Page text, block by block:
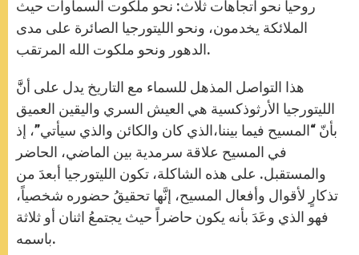
روحياً نحو اتجاهات ثلاث: نحو ملكوت السماوات حيث
الملائكة يخدمون، ونحو الليتورجيا الصائرة على مدى
الدهور ونحو ملكوت الله المرتقب.
هذا التواصل المذهل للسماء مع التاريخ يدل على أنََّ
الليتورجيا الأرثوذكسية هي العيش السري واليقين العميق
بأنّ “المسيح فيما بيننا،الذي كان والكائن والذي سيأتي”، إذ
في المسيح علاقة سرمدية بين الماضي، الحاضر
والمستقبل. على هذه الشاكلة، تكون الليتورجيا أبعدَ من
تذكارٍ لأقوال وأفعال المسيح، إنَّها تحقيقُ حضوره شخصياً،
فهو الذي وعَدَ بأنه يكون حاضراً حيث يجتمعُ اثنان أو ثلاثة
باسمه.